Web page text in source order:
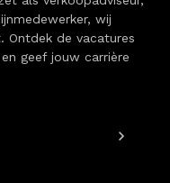
wij
Ontdek de vacatures
geef jouw carrière